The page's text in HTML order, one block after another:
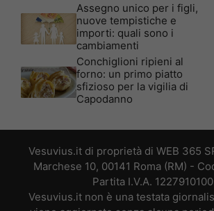
Assegno unico per i figli,
nuove tempistiche e
importi: quali sono i
cambiamenti
Conchiglioni ripieni al
forno: un primo piatto
sfizioso per la vigilia di
Capodanno
Vesuvius.it di proprietà di WEB 365
Marchese 10, 00141 Roma (RM) -
Partita I.V.A.
Vesuvius.it non è una testata